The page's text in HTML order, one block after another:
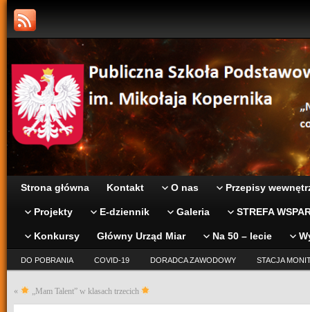
Strona główna Kontakt O nas Przepisy
Projekty E-dziennik Galeria STREFA
Konkursy Główny Urząd Miar Na 50 – lecie
DO POBRANIA COVID-19 DORADCA ZAWODOWY STACJA
« „Mam Talent” w klasach trzecich